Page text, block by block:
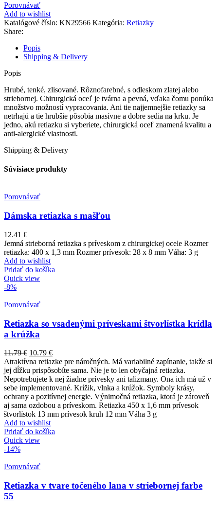
Porovnávať
Add to wishlist
Katalógové číslo: KN29566 Kategória: Retiazky
Share:
Popis
Shipping & Delivery
Popis
Hrubé, tenké, zlisované. Rôznofarebné, s odleskom zlatej alebo
striebornej. Chirurgická oceľ je tvárna a pevná, vďaka čomu ponúka
množstvo možností vypracovania. Ani tie najjemnejšie retiazky sa
netrhajú a tie hrubšie pôsobia masívne a dobre sedia na krku. Je
jedno, akú retiazku si vyberiete, chirurgická oceľ znamená kvalitu a
anti-alergické vlastnosti.
Shipping & Delivery
Súvisiace produkty
Porovnávať
Dámska retiazka s mašľou
12.41 €
Jemná strieborná retiazka s príveskom z chirurgickej ocele Rozmer
retiazka: 400 x 1,3 mm Rozmer prívesok: 28 x 8 mm Váha: 3 g
Add to wishlist
Pridať do košíka
Quick view
-8%
Porovnávať
Retiazka so vsadenými príveskami štvorlístka krídla
a krúžka
11.79€ 10.79 €
Atraktívna retiazke pre náročných. Má variabilné zapínanie, takže si
jej dĺžku prispôsobíte sama. Nie je to len obyčajná retiazka.
Nepotrebujete k nej žiadne prívesky ani talizmany. Ona ich má už v
sebe implementované. Krížik, vlnka a krúžok. Symboly krásy,
ochrany a pozitívnej energie. Výnimočná retiazka, ktorá je zároveň
aj sama ozdobou a príveskom. Retiazka 450 x 1,6 mm prívesok
štvorlístok 13 mm prívesok kruh 12 mm Váha 3 g
Add to wishlist
Pridať do košíka
Quick view
-14%
Porovnávať
Retiazka v tvare točeného lana v striebornej farbe
55